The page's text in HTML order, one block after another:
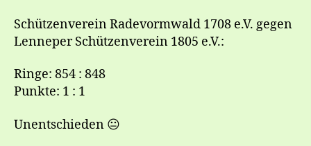
Schützenverein Radevormwald 1708 e.V. gegen
Lenneper Schützenverein 1805 e.V.:
Ringe: 854 : 848
Punkte: 1 : 1
Unentschieden 😐